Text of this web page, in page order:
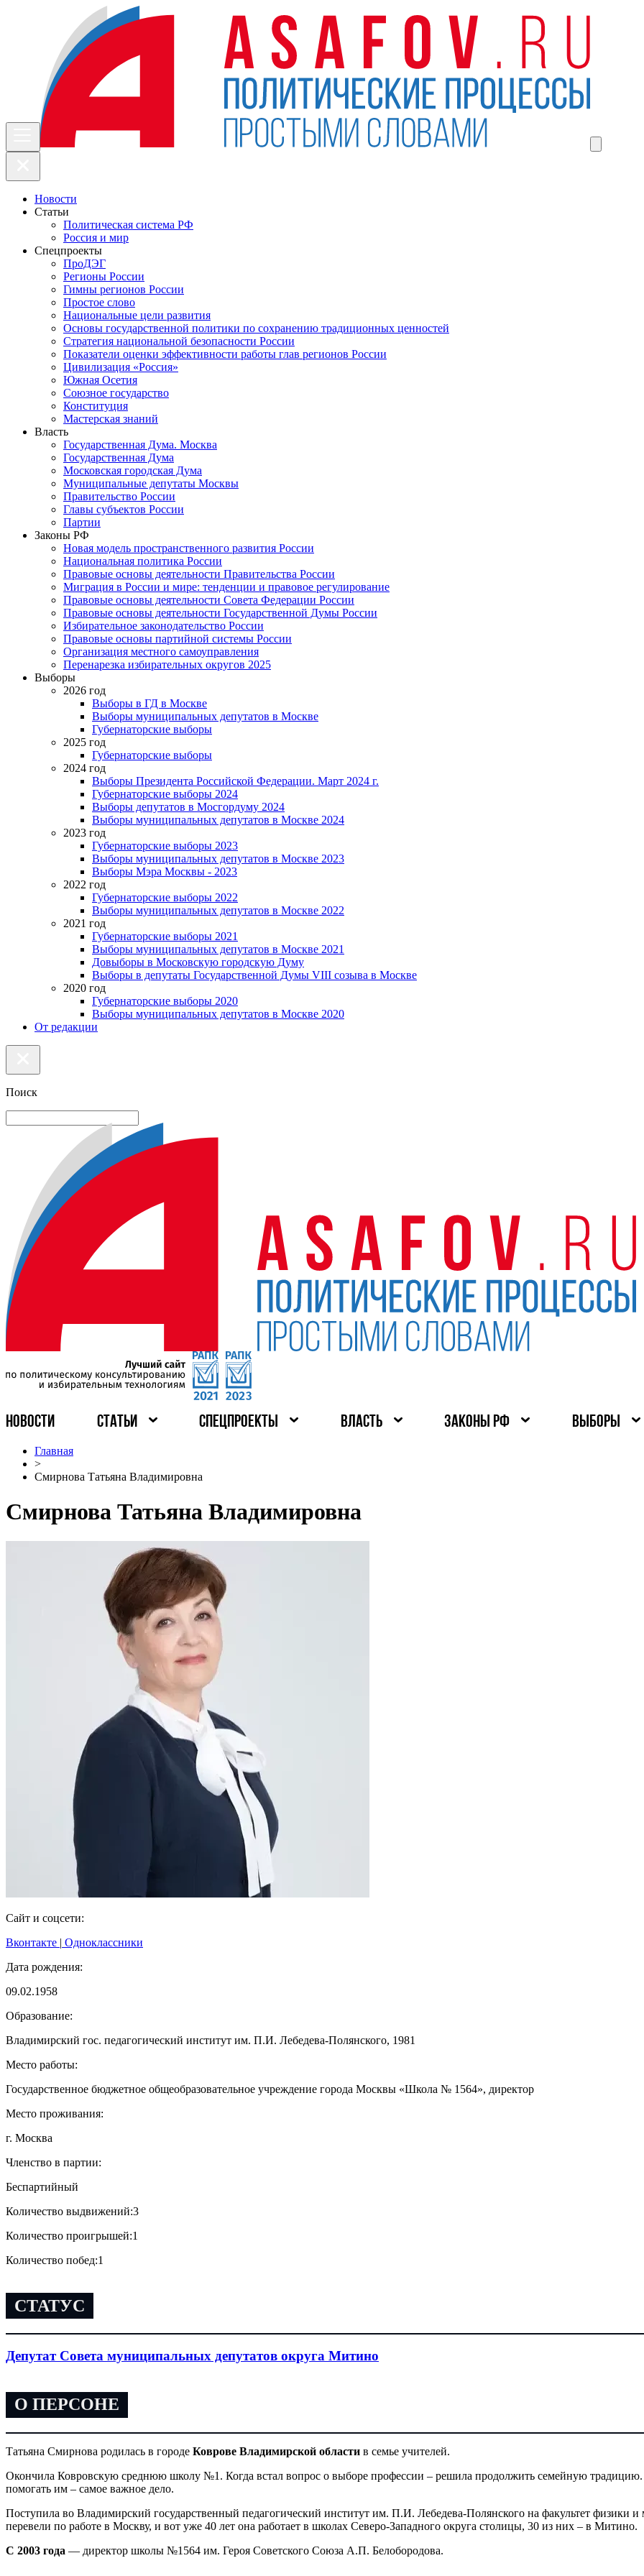
Новости
Статьи
Политическая система РФ
Россия и мир
Спецпроекты
ПроДЭГ
Регионы России
Гимны регионов России
Простое слово
Национальные цели развития
Основы государственной политики по сохранению традиционных ценностей
Стратегия национальной безопасности России
Показатели оценки эффективности работы глав регионов России
Цивилизация «Россия»
Южная Осетия
Союзное государство
Конституция
Мастерская знаний
Власть
Государственная Дума. Москва
Государственная Дума
Московская городская Дума
Муниципальные депутаты Москвы
Правительство России
Главы субъектов России
Партии
Законы РФ
Новая модель пространственного развития России
Национальная политика России
Правовые основы деятельности Правительства России
Миграция в России и мире: тенденции и правовое регулирование
Правовые основы деятельности Совета Федерации России
Правовые основы деятельности Государственной Думы России
Избирательное законодательство России
Правовые основы партийной системы России
Организация местного самоуправления
Перенарезка избирательных округов 2025
Выборы
2026 год
Выборы в ГД в Москве
Выборы муниципальных депутатов в Москве
Губернаторские выборы
2025 год
Губернаторские выборы
2024 год
Выборы Президента Российской Федерации. Март 2024 г.
Губернаторские выборы 2024
Выборы депутатов в Мосгордуму 2024
Выборы муниципальных депутатов в Москве 2024
2023 год
Губернаторские выборы 2023
Выборы муниципальных депутатов в Москве 2023
Выборы Мэра Москвы - 2023
2022 год
Губернаторские выборы 2022
Выборы муниципальных депутатов в Москве 2022
2021 год
Губернаторские выборы 2021
Выборы муниципальных депутатов в Москве 2021
Довыборы в Московскую городскую Думу
Выборы в депутаты Государственной Думы VIII созыва в Москве
2020 год
Губернаторские выборы 2020
Выборы муниципальных депутатов в Москве 2020
От редакции
Поиск
НОВОСТИ СТАТЬИ СПЕЦПРОЕКТЫ ВЛАСТЬ ЗАКОНЫ РФ ВЫБОРЫ
Главная
>
Смирнова Татьяна Владимировна
Смирнова Татьяна Владимировна
Сайт и соцсети:
Вконтакте | Одноклассники
Дата рождения:
09.02.1958
Образование:
Владимирский гос. педагогический институт им. П.И. Лебедева-Полянского, 1981
Место работы:
Государственное бюджетное общеобразовательное учреждение города Москвы «Школа № 1564», директор
Место проживания:
г. Москва
Членство в партии:
Беспартийный
Количество выдвижений:3
Количество проигрышей:1
Количество побед:1
СТАТУС
Депутат Совета муниципальных депутатов округа Митино
О ПЕРСОНЕ
Татьяна Смирнова родилась в городе Коврове Владимирской области в семье учителей.
Окончила Ковровскую среднюю школу №1. Когда встал вопрос о выборе профессии – решила продолжить семейную традицию.
помогать им – самое важное дело.
Поступила во Владимирский государственный педагогический институт им. П.И. Лебедева-Полянского на факультет физики и
перевели по работе в Москву, и вот уже 40 лет она работает в школах Северо-Западного округа столицы, 30 из них – в Митино.
С 2003 года — директор школы №1564 им. Героя Советского Союза А.П. Белобородова.